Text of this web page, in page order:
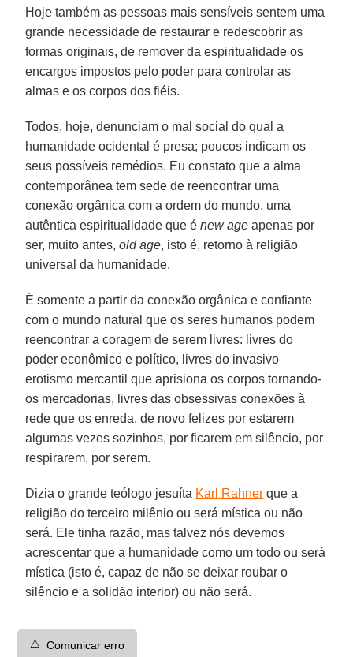
Hoje também as pessoas mais sensíveis sentem uma
grande necessidade de restaurar e redescobrir as
formas originais, de remover da espiritualidade os
encargos impostos pelo poder para controlar as
almas e os corpos dos fiéis.
Todos, hoje, denunciam o mal social do qual a
humanidade ocidental é presa; poucos indicam os
seus possíveis remédios. Eu constato que a alma
contemporânea tem sede de reencontrar uma
conexão orgânica com a ordem do mundo, uma
autêntica espiritualidade que énew age apenas por
ser, muito antes,old age, isto é, retorno à religião
universal da humanidade.
É somente a partir da conexão orgânica e confiante
com o mundo natural que os seres humanos podem
reencontrar a coragem de serem livres: livres do
poder econômico e político, livres do invasivo
erotismo mercantil que aprisiona os corpos tornando-
os mercadorias, livres das obsessivas conexões à
rede que os enreda, de novo felizes por estarem
algumas vezes sozinhos, por ficarem em silêncio, por
respirarem, por serem.
Dizia o grande teólogo jesuíta Karl Rahner que a
religião do terceiro milênio ou será mística ou não
será. Ele tinha razão, mas talvez nós devemos
acrescentar que a humanidade como um todo ou será
mística (isto é, capaz de não se deixar roubar o
silêncio e a solidão interior) ou não será.
⚠️ Comunicar erro